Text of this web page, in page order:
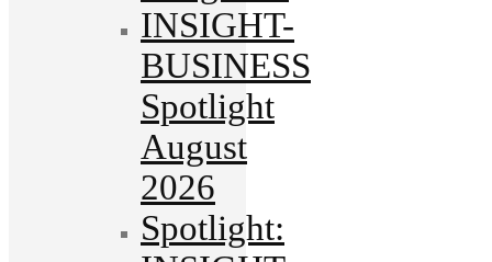
INSIGHT-
BUSINESS
Spotlight
August
2026
Spotlight: